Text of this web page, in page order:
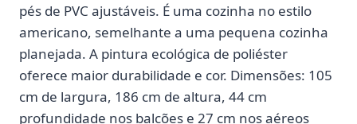
pés de PVC ajustáveis. É uma cozinha no estilo
americano, semelhante a uma pequena cozinha
planejada. A pintura ecológica de poliéster
oferece maior durabilidade e cor. Dimensões: 105
cm de largura, 186 cm de altura, 44 cm
profundidade nos balcões e 27 cm nos aéreos